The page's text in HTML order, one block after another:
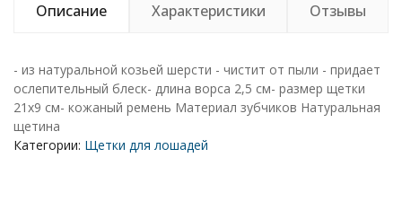
Описание
Характеристики Отзывы
- из натуральной козьей шерсти - чистит от пыли - придает
ослепительный блеск- длина ворса 2,5 см- размер щетки
21х9 см- кожаный ремень Материал зубчиков Натуральная
щетина
Категории: Щетки для лошадей